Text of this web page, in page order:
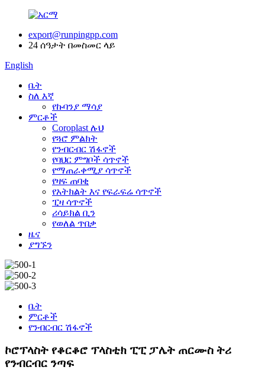
export@runpingpp.com
24 ሰዓታት በመስመር ላይ
English
ቤት
ስለ እኛ
የኩባንያ ማሳያ
ምርቶች
Coroplast ሉህ
የጓሮ ምልክት
የንብርብር ሽፋኖች
የባህር ምግቦች ሳጥኖች
የማጠራቀሚያ ሳጥኖች
የዛፍ ጠባቂ
የአትክልት እና የፍራፍሬ ሳጥኖች
ፒዛ ሳጥኖች
ሪሳይክል ቢን
የወለል ጥበቃ
ዜና
ያግኙን
ቤት
ምርቶች
የንብርብር ሽፋኖች
ኮሮፕላስት የቆርቆሮ ፕላስቲክ ፒፒ ፓሌት ጠርሙስ ትሪ
የንብርብር ንጣፍ